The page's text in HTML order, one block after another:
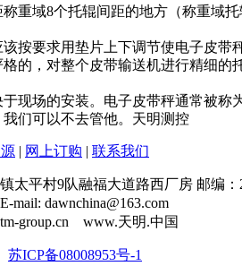
域8个托辊间距的地方（称重域托
要求用垫片上下调节使电子皮带
的，对整个皮带输送机进行精细
现场的安装。电子皮带秤通常被
们可以不去管他。天明测控
| 网上订购 | 联系我们
太平村9队融福大道路西厂房 邮编：
mail: dawnchina@163.com
group.cn www.天明.中国
苏ICP备08008953号-1